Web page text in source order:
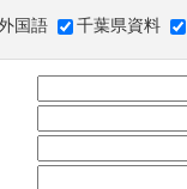
国語 千葉県資料